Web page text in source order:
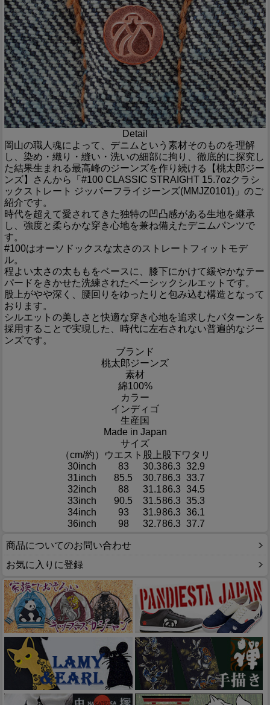
Detail
岡山の職人魂によって、デニムという素材そのものを理解
し、染め・織り・縫い・洗いの細部に拘り、徹底的に探究し
た結果生まれる最高峰のジーンズを作り続ける【桃太郎ジー
ンズ】さんから「#100 CLASSIC STRAIGHT 15.7ozクラシ
ックストレート ジッパーフライジーンズ(MMJZ0101)」のご
紹介です。
時代を超えて愛されてきた独特の凹凸感がある生地を継承
し、強度と柔らかな穿き心地を兼ね備えたデニムパンツで
す。
#100はオーソドックスな太さのストレートフィットモデ
ル。
程よい太さの太ももをベースに、膝下にかけて緩やかなテー
パードをきかせた洗練されたベーシックシルエットです。
股上がやや深く、腰回りをゆったりと包み込む構造となって
おります。
シルエットの美しさと快適な穿き心地を追求したパターンを
採用することで実現した、時代に左右されない普遍的なジー
ンズです。
ブランド
桃太郎ジーンズ
素材
綿100%
カラー
インディゴ
生産国
Made in Japan
サイズ
（cm/約）
ウエスト 股上股下 ワタリ
30inch
83 30.386.3 32.9
31inch
85.5 30.786.3 33.7
32inch
88 31.186.3 34.5
33inch
90.5 31.586.3 35.3
34inch
93 31.986.3 36.1
36inch
98 32.786.3 37.7
商品についてのお問い合わせ
お気に入りに登録